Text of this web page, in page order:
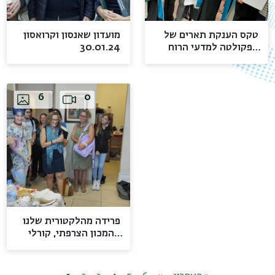
מועדון שאנסון וקרואסון
30.01.24
טקס הענקת תארים של
הפקולטה למדעי הרוח
פרידה מהלקטורית שלנו
מהמכון הצרפתי, קורלי
0
6